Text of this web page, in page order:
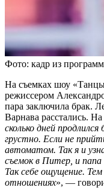
Фото: кадр из
На съемках шоу «Танцы
режиссером
пара заключила брак.
Варнава расстались.
сколько дней
грустно. Если не
автоматом. Так я и
съемок в Питер, и папа
Так себе ощущение.
отношениях», —